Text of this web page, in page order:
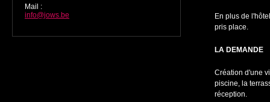
Mail :
info@jows.be
En plus de
pris place.
LA DEMANDE
Création d'une
piscine, la
réception.